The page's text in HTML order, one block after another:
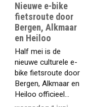
Nieuwe e-bike
fietsroute door
Bergen, Alkmaar
en Heiloo
Half mei is de
nieuwe culturele e-
bike fietsroute door
Bergen, Alkmaar en
Heiloo officieel...